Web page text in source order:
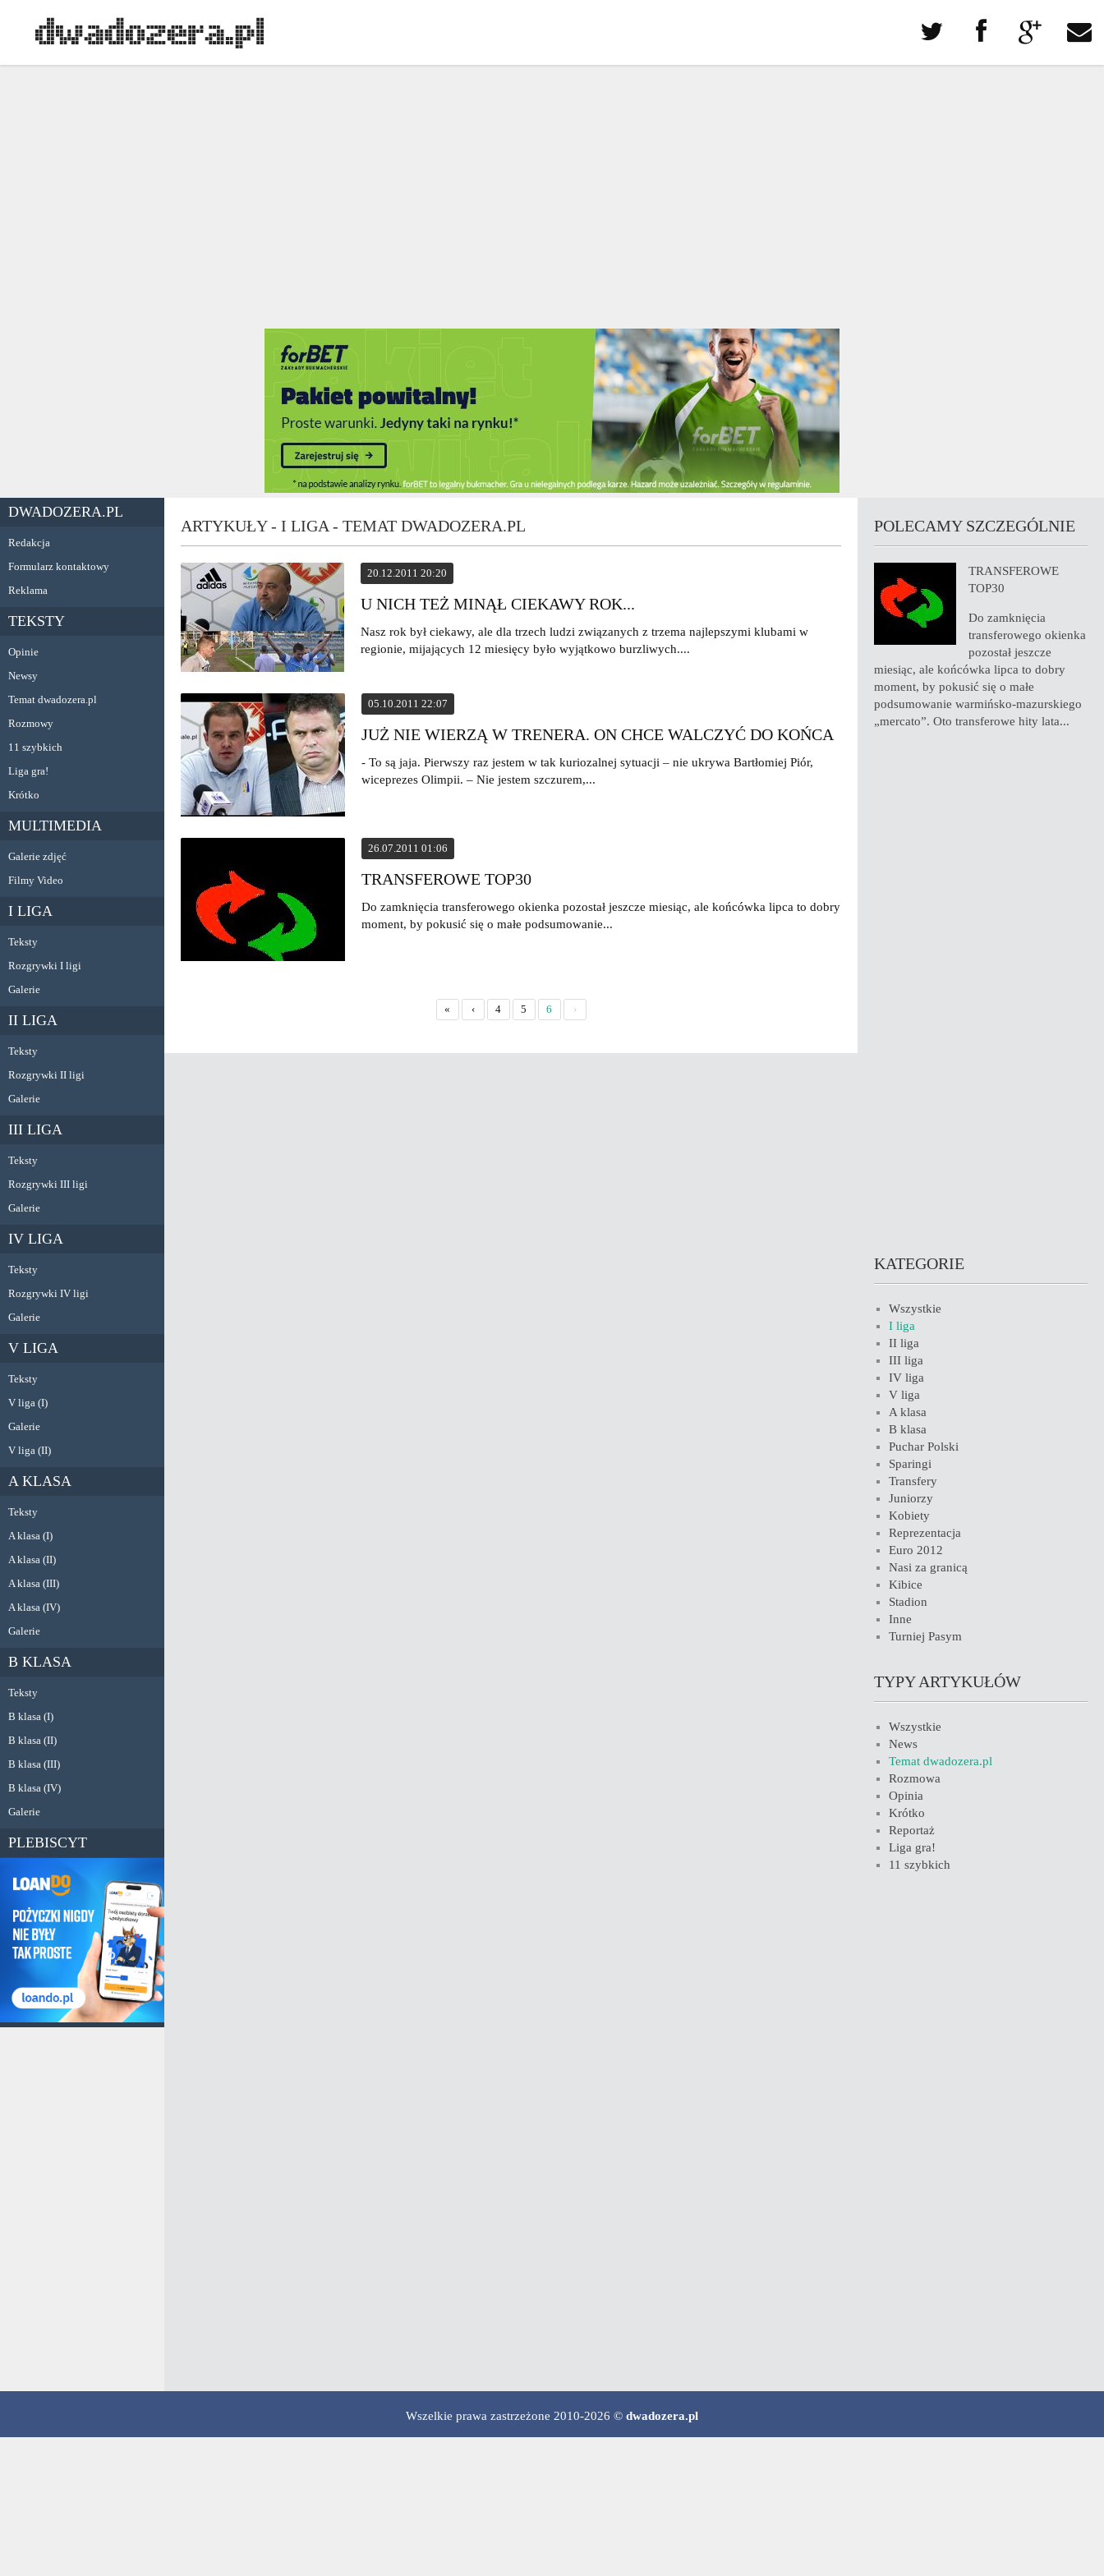
DWADOZERA.PL
Redakcja
Formularz kontaktowy
Reklama
TEKSTY
Opinie
Newsy
Temat dwadozera.pl
Rozmowy
11 szybkich
Liga gra!
Krótko
MULTIMEDIA
Galerie zdjęć
Filmy Video
I LIGA
Teksty
Rozgrywki I ligi
Galerie
II LIGA
Teksty
Rozgrywki II ligi
Galerie
III LIGA
Teksty
Rozgrywki III ligi
Galerie
IV LIGA
Teksty
Rozgrywki IV ligi
Galerie
V LIGA
Teksty
V liga (I)
Galerie
V liga (II)
A KLASA
Teksty
A klasa (I)
A klasa (II)
A klasa (III)
A klasa (IV)
Galerie
B KLASA
Teksty
B klasa (I)
B klasa (II)
B klasa (III)
B klasa (IV)
Galerie
PLEBISCYT
ARTYKUŁY - I LIGA - TEMAT DWADOZERA.PL
20.12.2011 20:20
U NICH TEŻ MINĄŁ CIEKAWY ROK...
Nasz rok był ciekawy, ale dla trzech ludzi związanych z trzema najlepszymi klubami w
regionie, mijających 12 miesięcy było wyjątkowo burzliwych....
05.10.2011 22:07
JUŻ NIE WIERZĄ W TRENERA. ON CHCE WALCZYĆ DO KOŃCA
- To są jaja. Pierwszy raz jestem w tak kuriozalnej sytuacji – nie ukrywa Bartłomiej Piór,
wiceprezes Olimpii. – Nie jestem szczurem,...
26.07.2011 01:06
TRANSFEROWE TOP30
Do zamknięcia transferowego okienka pozostał jeszcze miesiąc, ale końcówka lipca to dobry
moment, by pokusić się o małe podsumowanie...
« ‹ 4 5 6 ›
POLECAMY SZCZEGÓLNIE
TRANSFEROWE
TOP30
Do zamknięcia
transferowego okienka
pozostał jeszcze
miesiąc, ale końcówka lipca to dobry
moment, by pokusić się o małe
podsumowanie warmińsko-mazurskiego
„mercato”. Oto transferowe hity lata...
KATEGORIE
Wszystkie
I liga
II liga
III liga
IV liga
V liga
A klasa
B klasa
Puchar Polski
Sparingi
Transfery
Juniorzy
Kobiety
Reprezentacja
Euro 2012
Nasi za granicą
Kibice
Stadion
Inne
Turniej Pasym
TYPY ARTYKUŁÓW
Wszystkie
News
Temat dwadozera.pl
Rozmowa
Opinia
Krótko
Reportaż
Liga gra!
11 szybkich
Wszelkie prawa zastrzeżone 2010-2026 © dwadozera.pl